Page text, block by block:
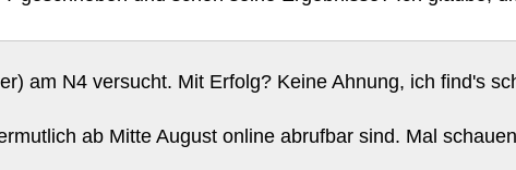
am N4 versucht. Mit Erfolg? Keine Ahnung, ich find's
ab Mitte August online abrufbar sind. Mal